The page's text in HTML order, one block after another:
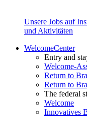
Unsere Jobs auf
und Aktivitäten
WelcomeCenter
Entry and
Welcome-
Return to
Return to
The federal
Welcome
Innovatives